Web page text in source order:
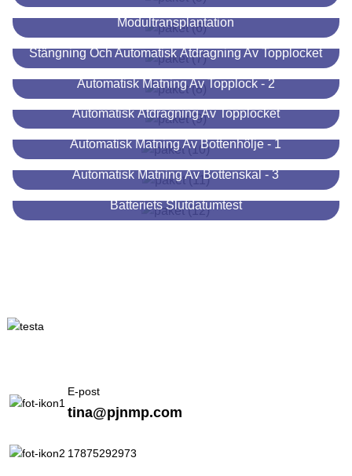
Modultransplantation
Stängning Och Automatisk Åtdragning Av Topplocket
Automatisk Matning Av Topplock - 2
Automatisk Åtdragning Av Topplocket
Automatisk Matning Av Bottenhölje - 1
Automatisk Matning Av Bottenskal - 3
Batteriets Slutdatumtest
E-post
tina@pjnmp.com
17875292973